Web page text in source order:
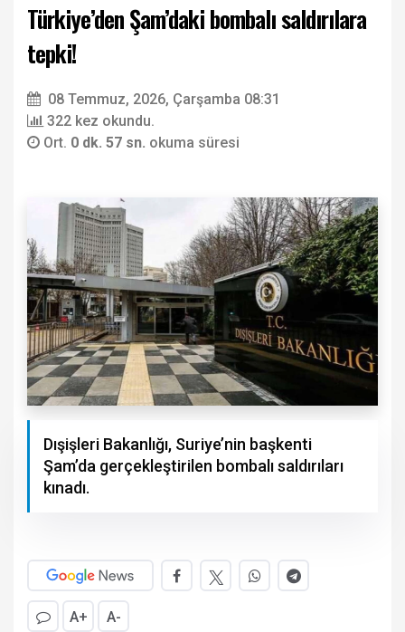
Türkiye’den Şam’daki bombalı saldırılara
tepki!
08 Temmuz, 2026, Çarşamba 08:31
322 kez okundu.
Ort. 0 dk. 57 sn. okuma süresi
Dışişleri Bakanlığı, Suriye’nin başkenti
Şam’da gerçekleştirilen bombalı saldırıları
kınadı.
A+ A-